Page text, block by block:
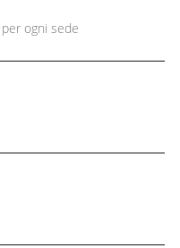
ogni sede